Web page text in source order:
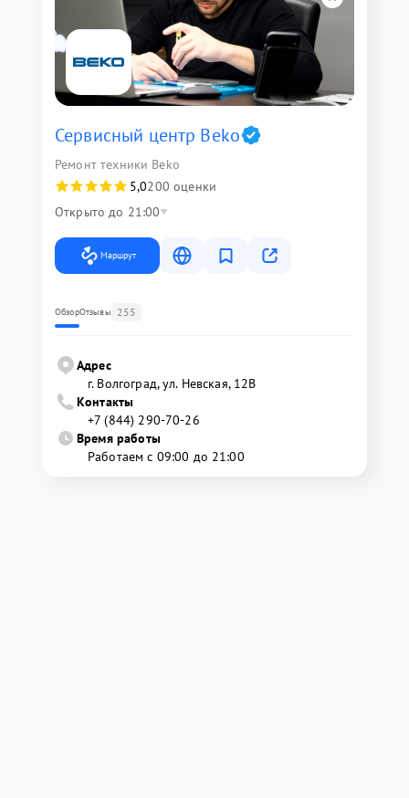
Сервисный центр Beko
Ремонт техники Beko
5,0200 оценки
Открыто до 21:00
Маршрут
ОбзорОтзывы 255
Адрес
г. Волгоград, ул. Невская, 12В
Контакты
+7 (844) 290-70-26
Время работы
Работаем с 09:00 до 21:00